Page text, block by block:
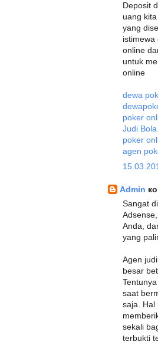
Deposit
uang
yang
online
untuk
online
dewa
poker
Judi Bola
poker
agen
Admin
Sangat
Anda,
yang
Agen
besar
saat
saja. Hal
sekali
terbukti